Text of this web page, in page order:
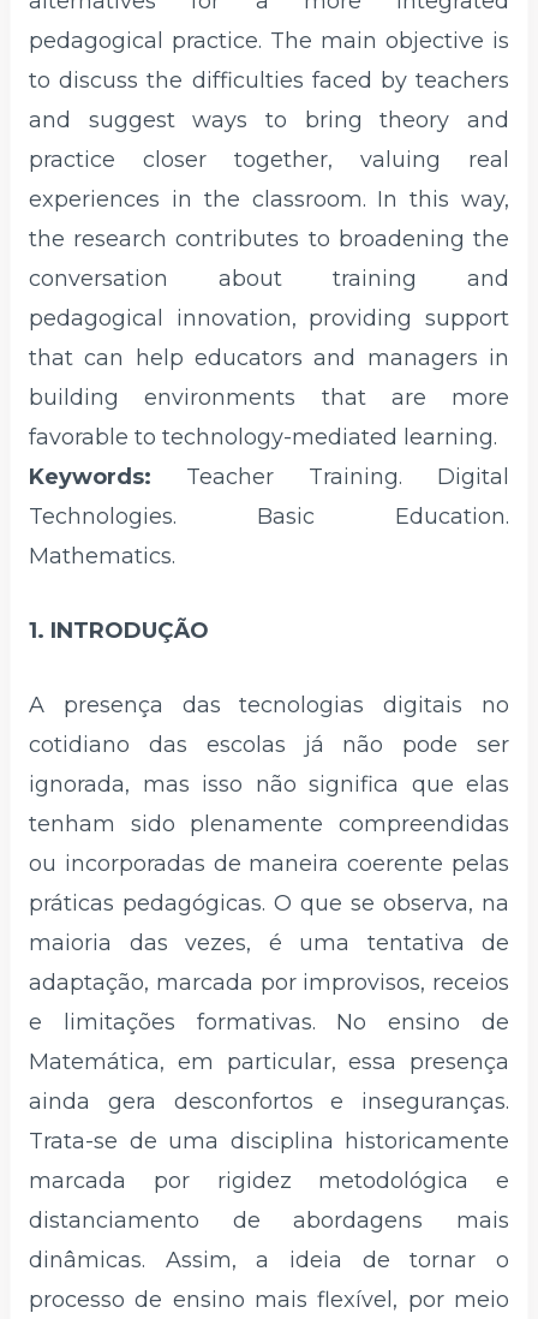
pedagogical practice. The main objective is
to discuss the difficulties faced by teachers
and suggest ways to bring theory and
practice closer together, valuing real
experiences in the classroom. In this way,
the research contributes to broadening the
conversation about training and
pedagogical innovation, providing support
that can help educators and managers in
building environments that are more
favorable to technology-mediated learning.
Keywords: Teacher Training. Digital
Technologies. Basic Education.
Mathematics.
1. INTRODUÇÃO
A presença das tecnologias digitais no
cotidiano das escolas já não pode ser
ignorada, mas isso não significa que elas
tenham sido plenamente compreendidas
ou incorporadas de maneira coerente pelas
práticas pedagógicas. O que se observa, na
maioria das vezes, é uma tentativa de
adaptação, marcada por improvisos, receios
e limitações formativas. No ensino de
Matemática, em particular, essa presença
ainda gera desconfortos e inseguranças.
Trata-se de uma disciplina historicamente
marcada por rigidez metodológica e
distanciamento de abordagens mais
dinâmicas. Assim, a ideia de tornar o
processo de ensino mais flexível, por meio